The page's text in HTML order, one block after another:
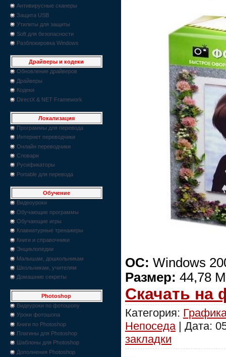
Антивирусные сканеры
Защита USB
Утилиты для защиты
Soft для безопасности
Разблокировка Windows
Драйверы и кодеки
Обновление драйверов
Драйверы
Кодеки
DirectX & NET Framework
Локализация
Программы для перевода
Интернет переводчики
Онлайн переводчики
Словари
Русификаторы
Portable для перевода
Обучение
Видеоуроки
Обучающие программы
Обучающие игры
Клавиатурные тренажеры
Книги и справочники
Энциклопедии
Малышам, дошкольникам
Школьникам, учителям
Домашние секреты
Photoshop
Видеуроки по фотошопу
Уроки фотошопа
Книги по Photoshop
Плагины для Photoshop
Шаблоны для Photoshop
Дополнения Photoshop
ОС: Windows
Размер: 44,78
Скачать на
Категория:
Непоседа | Дата:
закладки